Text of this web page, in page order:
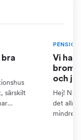
särskilt
PENSION
Vi har
och
Hej! När
det
mindre